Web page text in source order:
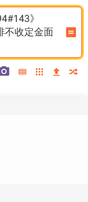
》
不收定金面